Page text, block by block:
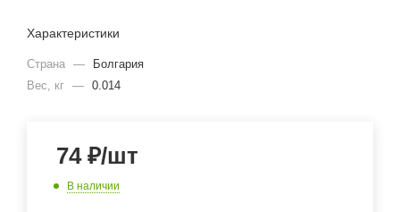
Характеристики
Страна —
Болгария
Вес, кг — 0.014
74₽/шт
В наличии